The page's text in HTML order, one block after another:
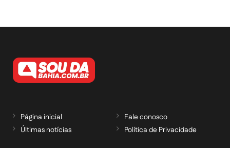
Página inicial
Últimas notícias
Fale conosco
Política de Privacidade